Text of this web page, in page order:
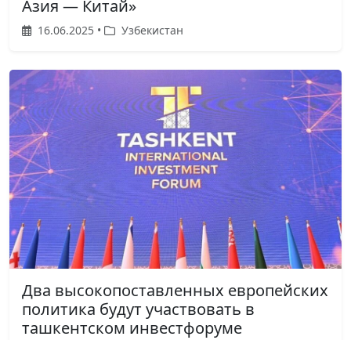
Азия — Китай»
16.06.2025 • Узбекистан
Два высокопоставленных европейских
политика будут участвовать в
ташкентском инвестфоруме